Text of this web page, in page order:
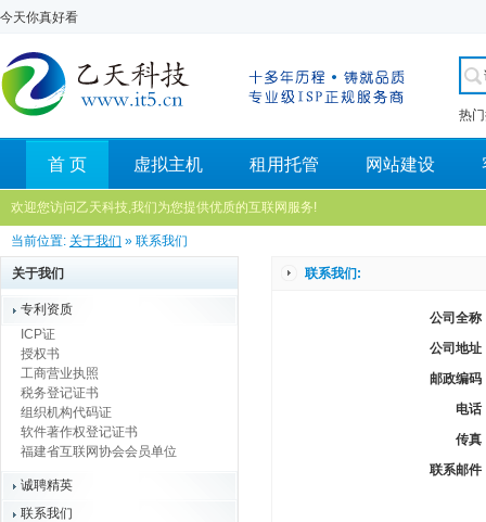
今天你真好看
热
首 页 虚拟主机 租用托管 网站建设
欢迎您访问乙天科技,我们为您提供优质的互联网服务!
当前位置: 关于我们 » 联系我们
关于我们
专利资质
ICP证
授权书
工商营业执照
税务登记证书
组织机构代码证
软件著作权登记证书
福建省互联网协会会员单位
诚聘精英
联系我们
联系我们:
公司全称
公司地址
邮政编码
电话
传真
联系邮件